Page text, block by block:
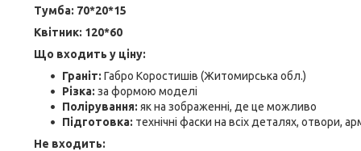
Тумба: 70*20*15
Квітник: 120*60
Що входить у ціну:
Граніт: Габро Коростишів (Житомирська обл.)
Різка: за формою моделі
Полірування: як на зображенні, де це можливо
Підготовка: технічні фаски на всіх деталях, отвори,
Не входить: